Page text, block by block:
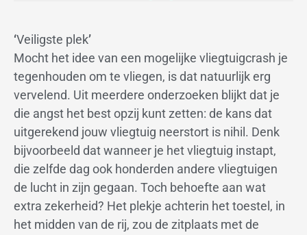
‘Veiligste plek’
Mocht het idee van een mogelijke vliegtuigcrash je
tegenhouden om te vliegen, is dat natuurlijk erg
vervelend. Uit meerdere onderzoeken blijkt dat je
die angst het best opzij kunt zetten: de kans dat
uitgerekend jouw vliegtuig neerstort is nihil. Denk
bijvoorbeeld dat wanneer je het vliegtuig instapt,
die zelfde dag ook honderden andere vliegtuigen
de lucht in zijn gegaan. Toch behoefte aan wat
extra zekerheid? Het plekje achterin het toestel, in
het midden van de rij, zou de zitplaats met de